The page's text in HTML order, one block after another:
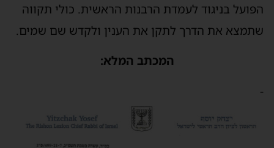
הפועל בניגוד לעמדת הרבנות הראשית. כולי תקווה
שתמצא את הדרך לתקן את הענין ולקדש שם שמים.
המכתב המלא:
-